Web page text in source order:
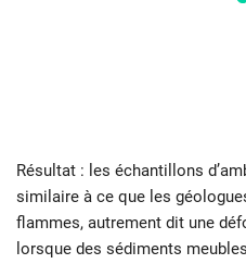
Résultat : les échantillons
similaire à ce que les
flammes, autrement dit une
lorsque des sédiments